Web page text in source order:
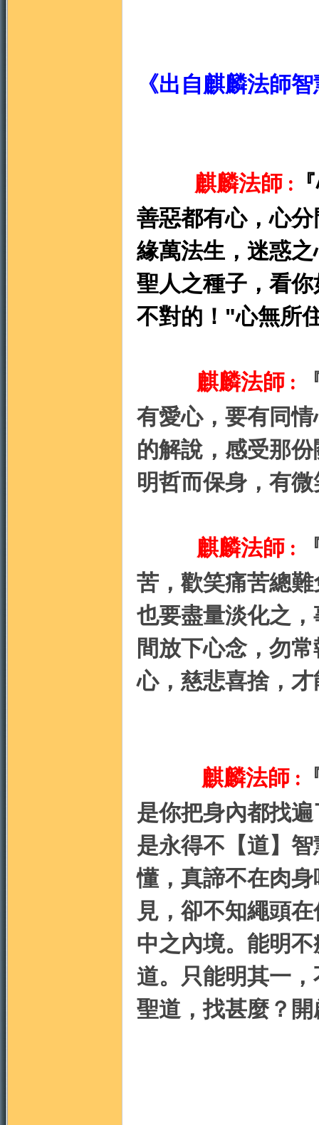
《出自麒麟法師
麒麟法師 : 『
善惡都有心，心
緣萬法生，迷惑
聖人之種子，看
不對的！"心無所
麒麟法師 :
有愛心，要有同
的解說，感受那
明哲而保身，有
麒麟法師 :
苦，歡笑痛苦總
也要盡量淡化之
間放下心念，勿
心，慈悲喜捨，
麒麟法師 :
是你把身內都找
是永得不【道】
懂，真諦不在肉
見，卻不知繩頭
中之內境。能明
道。只能明其一
聖道，找甚麼？